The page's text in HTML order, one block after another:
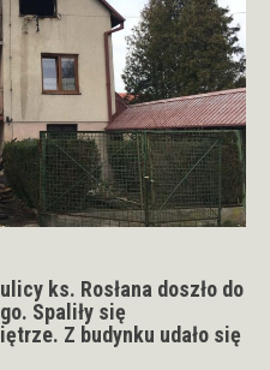
ks. Rosłana doszło do
Spaliły się
Z budynku udało się